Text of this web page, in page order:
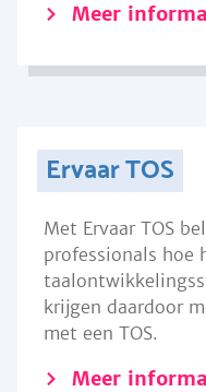
Meer
Ervaar TOS
Met Ervaar TOS
professionals hoe
krijgen daardoor
met een TOS.
Meer